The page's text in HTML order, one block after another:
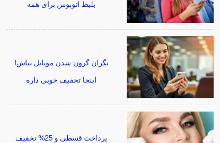
بلیط اتوبوس برای همه
نگران گرون شدن موبایل نباش!
اینجا تخفیف خوبی داره
پرداخت قسطی و 25% تخفیف